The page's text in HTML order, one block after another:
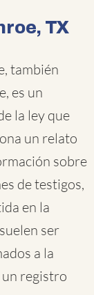
TX
también
es un
la ley que
un relato
sobre
de testigos,
en la
ser
a la
un registro